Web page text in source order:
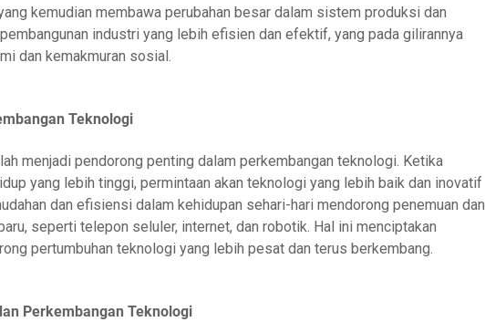
kemudian membawa perubahan besar dalam sistem produksi dan
industri yang lebih efisien dan efektif, yang pada gilirannya
dan kemakmuran sosial.
Teknologi
menjadi pendorong penting dalam perkembangan teknologi. Ketika
yang lebih tinggi, permintaan akan teknologi yang lebih baik dan inovatif
dan efisiensi dalam kehidupan sehari-hari mendorong penemuan dan
seperti telepon seluler, internet, dan robotik. Hal ini menciptakan
pertumbuhan teknologi yang lebih pesat dan terus berkembang.
Perkembangan Teknologi